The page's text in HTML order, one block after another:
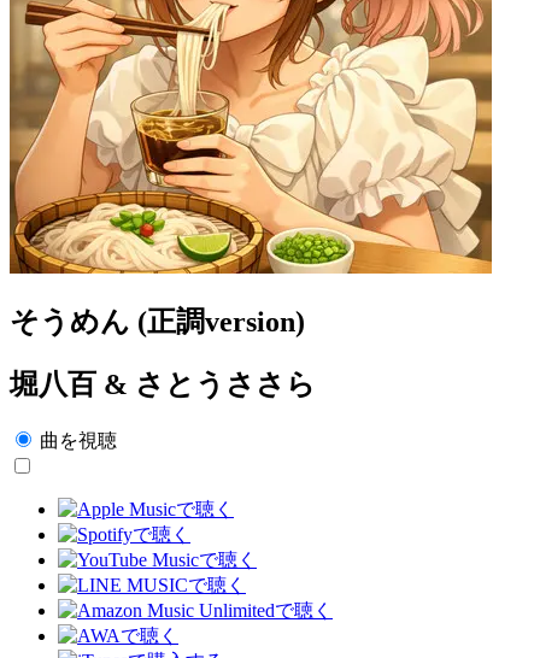
そうめん (正調version)
堀八百 & さとうささら
曲を視聴